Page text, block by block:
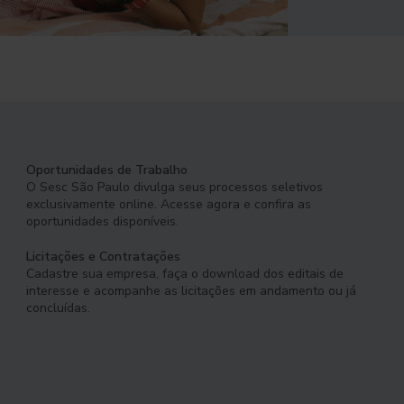
Oportunidades de Trabalho
O Sesc São Paulo divulga seus processos seletivos
exclusivamente online. Acesse agora e confira as
oportunidades disponíveis.
Licitações e Contratações
Cadastre sua empresa, faça o download dos editais de
interesse e acompanhe as licitações em andamento ou já
concluídas.